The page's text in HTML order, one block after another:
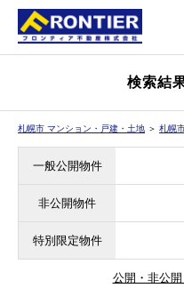
検索結
札幌市 マンション・戸建・土地 ＞ 札幌
一般公開物件
非公開物件
特別限定物件
公開・非公